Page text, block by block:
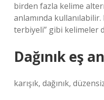
birden fazla kelime
anlamında
terbiyeli” gibi kelimeler
Dağınık eş
karışık, dağınık,